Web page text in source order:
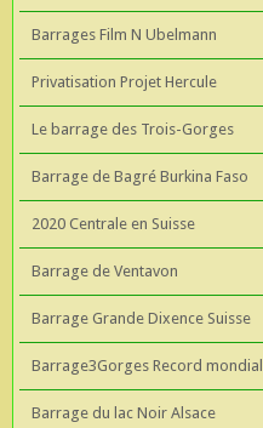
Barrages Film N Ubelmann
Privatisation Projet Hercule
Le barrage des Trois-Gorges
Barrage de Bagré Burkina Faso
2020 Centrale en Suisse
Barrage de Ventavon
Barrage Grande Dixence Suisse
Barrage3Gorges Record mondial
Barrage du lac Noir Alsace